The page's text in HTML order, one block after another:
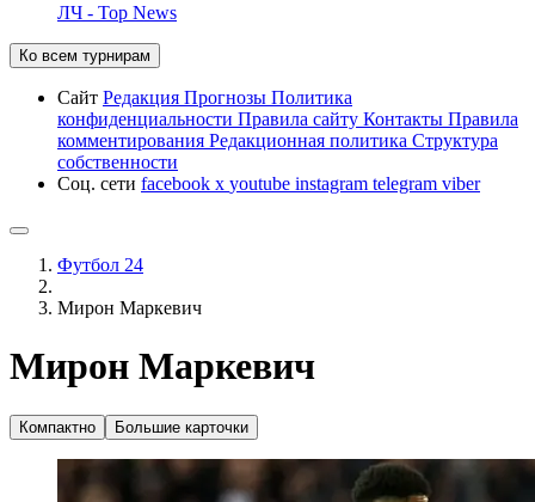
ЛЧ - Top News
Ко всем турнирам
Сайт Редакция Прогнозы Политика
конфиденциальности Правила сайту Контакты Правила
комментирования Редакционная политика Структура
собственности
Соц. сети facebook x youtube instagram telegram viber
Футбол 24
Мирон Маркевич
Мирон Маркевич
Компактно Большие карточки